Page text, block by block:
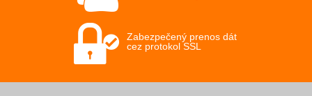
Zabezpečený prenos dát
cez protokol SSL